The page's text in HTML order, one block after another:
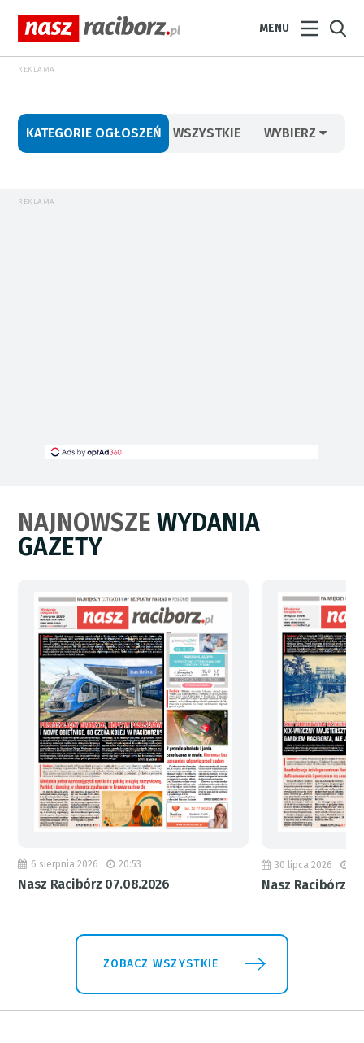
MENU
REKLAMA
KATEGORIE OGŁOSZEŃ WSZYSTKIE WYBIERZ
REKLAMA
NAJNOWSZEWYDANIA
GAZETY
6 sierpnia 2026 20:53
Nasz Racibórz 07.08.2026
30 lipca 2026
Nasz Racibórz
ZOBACZ WSZYSTKIE